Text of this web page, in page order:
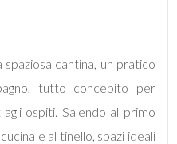
cantina, un pratico
tutto concepito per
ospiti. Salendo al primo
e al tinello, spazi ideali